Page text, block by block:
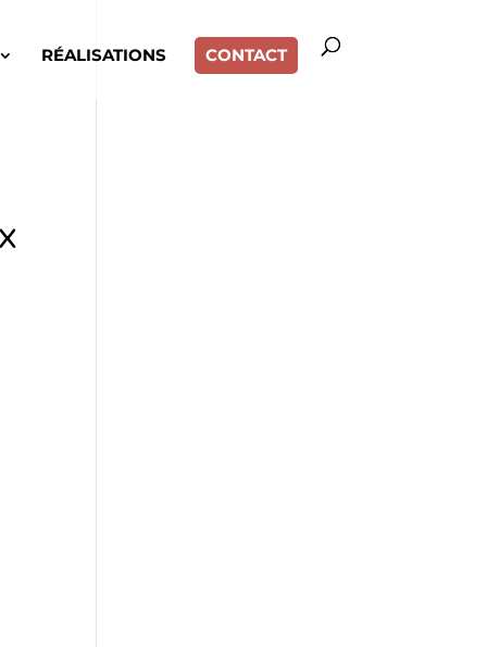
RÉALISATIONS CONTACT